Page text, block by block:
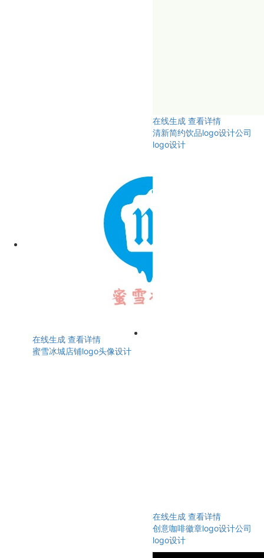
在线生成 查看详情
清新简约饮品logo设计公司
logo设计
在线生成 查看详情
蜜雪冰城店铺logo头像设计
在线生成 查看详情
创意咖啡徽章logo设计公司
logo设计